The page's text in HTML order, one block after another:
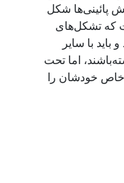
شکل
تشکل‌های
با سایر
اما تحت
خودشان را